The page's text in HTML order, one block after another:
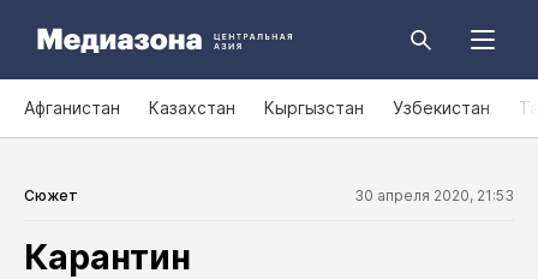
Афганистан Казахстан Кыргызстан Узбекистан
Сюжет 30 апреля 2020, 21:53
Карантин